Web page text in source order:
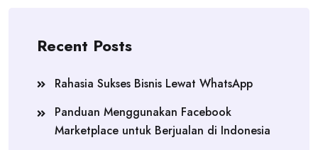
Recent Posts
Rahasia Sukses Bisnis Lewat WhatsApp
Panduan Menggunakan Facebook
Marketplace untuk Berjualan di Indonesia